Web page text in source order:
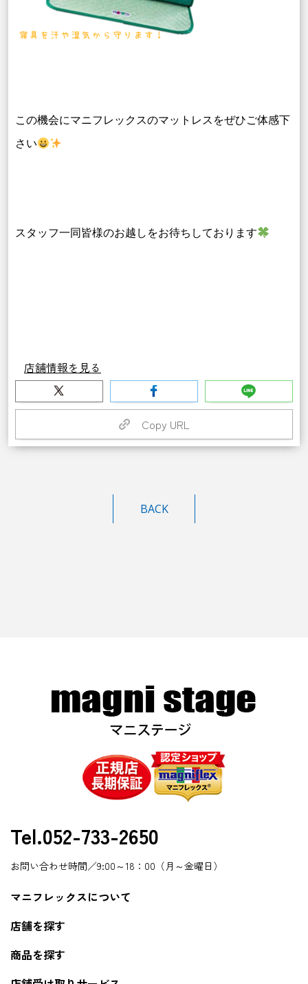
この機会にマニフレックスのマットレスをぜひご体感下
さい
スタッフ一同皆様のお越しをお待ちしております
店舗情報を見る
Copy URL
BACK
Tel.052-733-2650
お問い合わせ時間／9:00～18：00（月～金曜日）
マニフレックスについて
店舗を探す
商品を探す